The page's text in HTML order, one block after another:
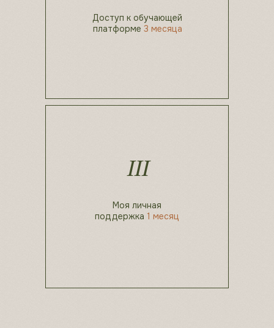
Доступ к обучающей
платформе 3 месяца
Моя личная
поддержка 1 месяц
III